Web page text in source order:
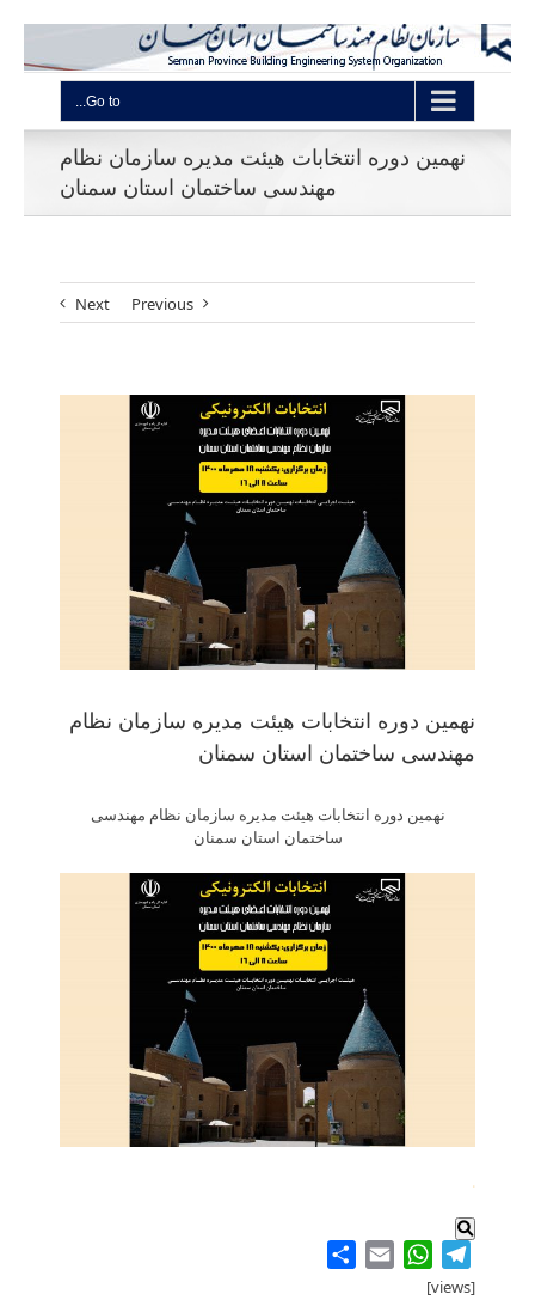
Go to...
نهمین دوره انتخابات هیئت مدیره سازمان نظام
مهندسی ساختمان استان سمنان
Previous
Next
نهمین دوره انتخابات هیئت مدیره سازمان نظام
مهندسی ساختمان استان سمنان
نهمین دوره انتخابات هیئت مدیره سازمان نظام مهندسی
ساختمان استان سمنان
.
Telegram
WhatsApp
Email
[views]